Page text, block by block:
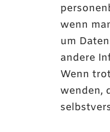
wenn
um
andere
Wenn
wenden,